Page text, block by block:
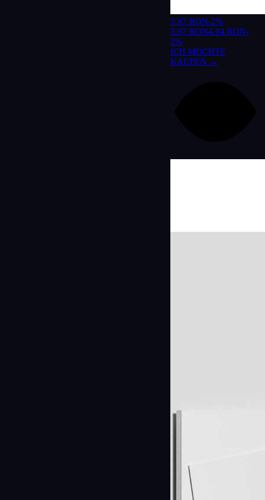
3.97 RON-2%
3.97 RON4.04 RON-
2%
ICH MÖCHTE
KAUFEN →